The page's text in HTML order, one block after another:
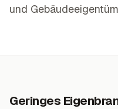
und
Geringes